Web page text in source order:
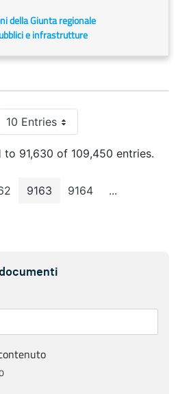
della Giunta regionale
e infrastrutture
10 EntriesPer Page
to 91,630 of 109,450 entries.
Pages
Page
9163 Page
9164 ...Intermediate